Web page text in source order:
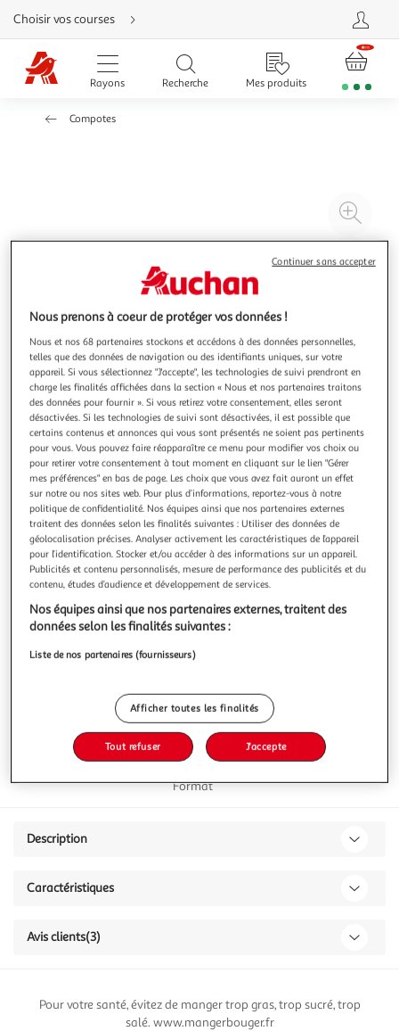
Aller
directement
au
contenu
Aller
directement
Aller
Choisir vos courses
Rayons Recherche Mes produits
Compotes
à
Illustration
précédente
Illustration
suivante
5.0 (3)
POUCE
Coupelles compote de pomme banane allégée en
sucres
compote de pomme à petit prix
En savoir +
4x100g
Format
Description
Caractéristiques
Avis clients(3)
Pour votre santé, évitez de manger trop gras, trop sucré, trop
salé. www.mangerbouger.fr
Nous prenons à coeur de protéger vos données !
Nous et nos 68 partenaires stockons et accédons à des données personnelles,
telles que des données de navigation ou des identifiants uniques, sur votre
appareil. Si vous sélectionnez "J'accepte", les technologies de suivi prendront en
charge les finalités affichées dans la section « Nous et nos partenaires traitons
des données pour fournir ». Si vous retirez votre consentement, elles seront
désactivées. Si les technologies de suivi sont désactivées, il est possible que
certains contenus et annonces qui vous sont présentés ne soient pas pertinents
pour vous. Vous pouvez faire réapparaître ce menu pour modifier vos choix ou
pour retirer votre consentement à tout moment en cliquant sur le lien "Gérer
mes préférences" en bas de page. Les choix que vous avez fait auront un effet
sur notre ou nos sites web. Pour plus d’informations, reportez-vous à notre
politique de confidentialité. Nos équipes ainsi que nos partenaires externes
traitent des données selon les finalités suivantes : Utiliser des données de
géolocalisation précises. Analyser activement les caractéristiques de l’appareil
pour l’identification. Stocker et/ou accéder à des informations sur un appareil.
Publicités et contenu personnalisés, mesure de performance des publicités et du
contenu, études d’audience et développement de services.
Nos équipes ainsi que nos partenaires externes, traitent des
données selon les finalités suivantes :
Liste de nos partenaires (fournisseurs)
Afficher toutes les finalités
Tout refuser J'accepte
Continuer sans accepter